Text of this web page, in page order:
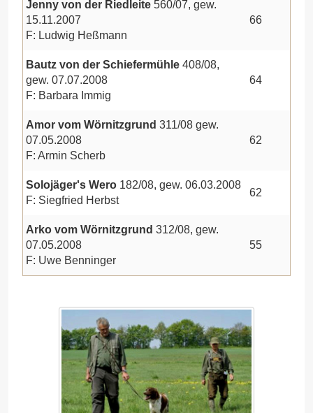
Jenny von der Riedleite 560/07, gew.
15.11.2007
F: Ludwig Heßmann
66
Bautz von der Schiefermühle 408/08,
gew. 07.07.2008
F: Barbara Immig
64
Amor vom Wörnitzgrund 311/08 gew.
07.05.2008
F: Armin Scherb
62
Solojäger's Wero 182/08, gew. 06.03.2008
F: Siegfried Herbst
62
Arko vom Wörnitzgrund 312/08, gew.
07.05.2008
F: Uwe Benninger
55